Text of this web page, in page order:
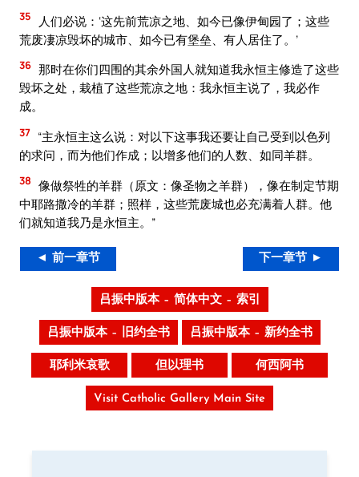
35
人们必说：‘这先前荒凉之地、如今已像伊甸园了；这些
荒废凄凉毁坏的城市、如今已有堡垒、有人居住了。’
36 那时在你们四围的其余外国人就知道我永恒主修造了这些
毁坏之处，栽植了这些荒凉之地：我永恒主说了，我必作
成。
37 “主永恒主这么说：对以下这事我还要让自己受到以色列
的求问，而为他们作成；以增多他们的人数、如同羊群。
38 像做祭牲的羊群（原文：像圣物之羊群），像在制定节期
中耶路撒冷的羊群；照样，这些荒废城也必充满着人群。他
们就知道我乃是永恒主。”
◄ 前一章节 下一章节 ►
吕振中版本 – 简体中文 – 索引
吕振中版本 – 旧约全书 吕振中版本 – 新约全书
耶利米哀歌 但以理书 何西阿书
Visit Catholic Gallery Main Site